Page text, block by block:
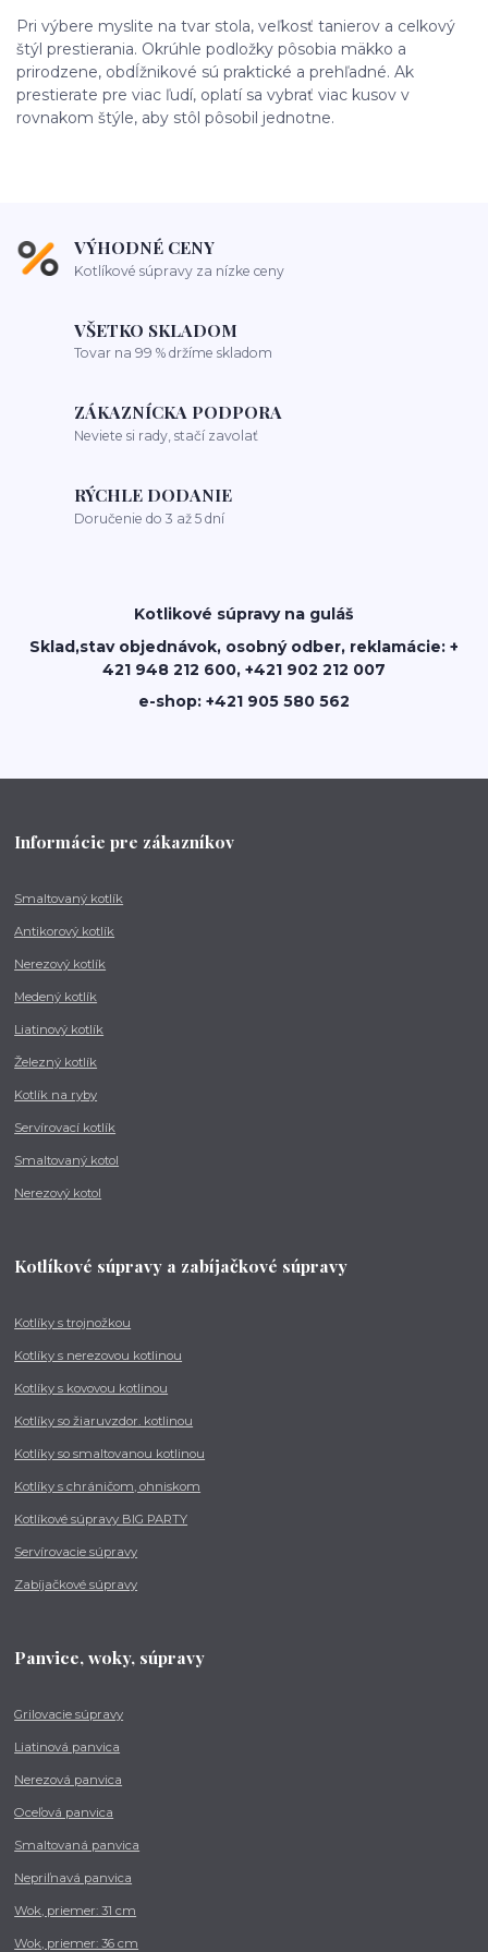
Pri výbere myslite na tvar stola, veľkosť tanierov a celkový
štýl prestierania. Okrúhle podložky pôsobia mäkko a
prirodzene, obdĺžnikové sú praktické a prehľadné. Ak
prestierate pre viac ľudí, oplatí sa vybrať viac kusov v
rovnakom štýle, aby stôl pôsobil jednotne.
VÝHODNÉ CENY
Kotlíkové súpravy za nízke ceny
VŠETKO SKLADOM
Tovar na 99 % držíme skladom
ZÁKAZNÍCKA PODPORA
Neviete si rady, stačí zavolať
RÝCHLE DODANIE
Doručenie do 3 až 5 dní
Kotlikové súpravy na guláš
Sklad,stav objednávok, osobný odber, reklamácie: +
421 948 212 600, +421 902 212 007
e-shop: +421 905 580 562
Informácie pre zákazníkov
Smaltovaný kotlík
Antikorový kotlík
Nerezový kotlík
Medený kotlík
Liatinový kotlík
Železný kotlík
Kotlík na ryby
Servírovací kotlík
Smaltovaný kotol
Nerezový kotol
Kotlíkové súpravy a zabíjačkové súpravy
Kotlíky s trojnožkou
Kotlíky s nerezovou kotlinou
Kotlíky s kovovou kotlinou
Kotlíky so žiaruvzdor. kotlinou
Kotlíky so smaltovanou kotlinou
Kotlíky s chráničom, ohniskom
Kotlíkové súpravy BIG PARTY
Servírovacie súpravy
Zabíjačkové súpravy
Panvice, woky, súpravy
Grilovacie súpravy
Liatinová panvica
Nerezová panvica
Oceľová panvica
Smaltovaná panvica
Nepriľnavá panvica
Wok, priemer: 31 cm
Wok, priemer: 36 cm